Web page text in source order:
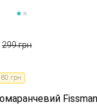
299 грн
грн
Fissman